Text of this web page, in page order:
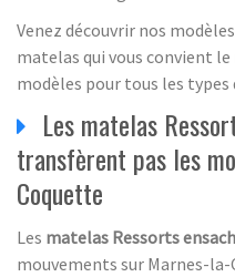
Venez découvrir nos
matelas qui vous convient
modèles pour tous les types
Les matelas
transfèrent pas les
Coquette
Les matelas Ressorts
mouvements sur Marnes-